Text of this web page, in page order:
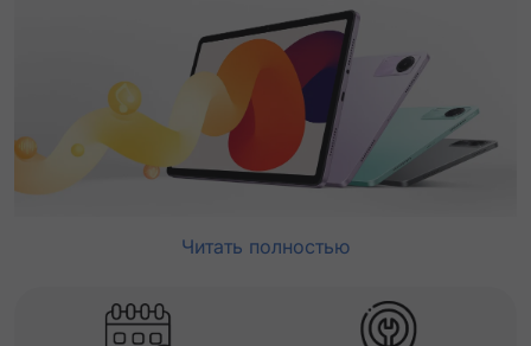
Читать полностью